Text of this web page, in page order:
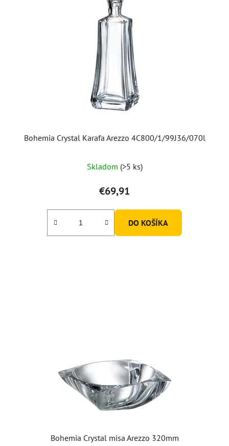
Bohemia Crystal Karafa Arezzo 4C800/1/99J36/070l
Skladom (>5 ks)
€69,91
DO KOŠÍKA
Bohemia Crystal misa Arezzo 320mm